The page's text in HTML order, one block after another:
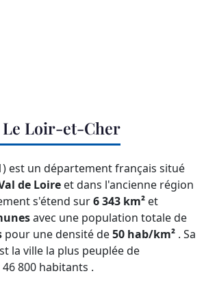
Le Loir-et-Cher
est un département français situé
de Loire et dans l'ancienne région
s'étend sur6 343 km² et
avec une population totale de
pour une densité de50 hab/km² . Sa
la ville la plus peuplée de
800 habitants .